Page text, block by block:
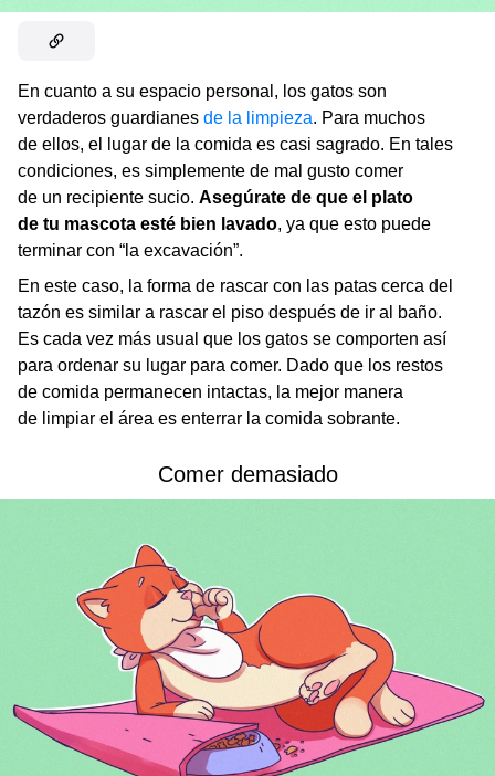
En cuanto a su espacio personal, los gatos son
verdaderos guardianes de la limpieza. Para muchos
de ellos, el lugar de la comida es casi sagrado. En tales
condiciones, es simplemente de mal gusto comer
de un recipiente sucio. Asegúrate de que el plato
de tu mascota esté bien lavado, ya que esto puede
terminar con “la excavación”.
En este caso, la forma de rascar con las patas cerca del
tazón es similar a rascar el piso después de ir al baño.
Es cada vez más usual que los gatos se comporten así
para ordenar su lugar para comer. Dado que los restos
de comida permanecen intactas, la mejor manera
de limpiar el área es enterrar la comida sobrante.
Comer demasiado